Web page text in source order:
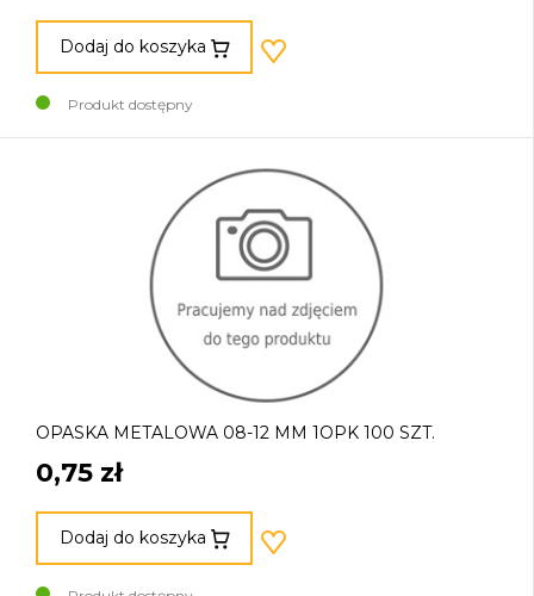
Dodaj do koszyka
Produkt dostępny
OPASKA METALOWA 08-12 MM 1OPK 100 SZT.
0,75 zł
Dodaj do koszyka